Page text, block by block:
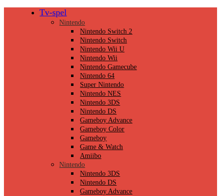
Tv-spel
Nintendo
Nintendo Switch 2
Nintendo Switch
Nintendo Wii U
Nintendo Wii
Nintendo Gamecube
Nintendo 64
Super Nintendo
Nintendo NES
Nintendo 3DS
Nintendo DS
Gameboy Advance
Gameboy Color
Gameboy
Game & Watch
Amiibo
Nintendo
Nintendo 3DS
Nintendo DS
Gameboy Advance